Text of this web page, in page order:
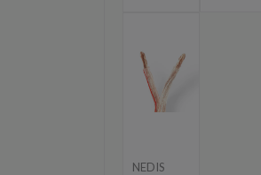
NEDIS